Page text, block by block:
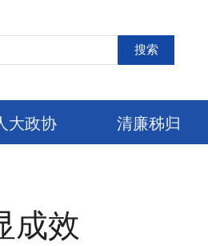
搜索
大政协 清廉秭归
成效